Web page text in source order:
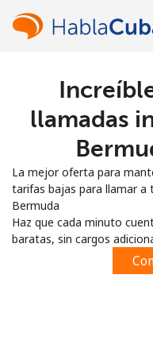
llamadas
La mejor oferta para
tarifas bajas para llamar a
Bermuda
Haz que cada minuto
baratas, sin cargos